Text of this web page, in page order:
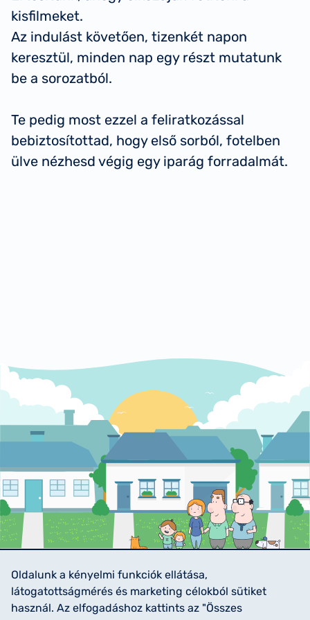
kisfilmeket.
Az indulást követően, tizenkét napon
keresztül, minden nap egy részt mutatunk
be a sorozatból.
Te pedig most ezzel a feliratkozással
bebiztosítottad, hogy első sorból, fotelben
ülve nézhesd végig egy iparág forradalmát.
Oldalunk a kényelmi funkciók ellátása,
látogatottságmérés és marketing célokból sütiket
használ. Az elfogadáshoz kattints az "Összes